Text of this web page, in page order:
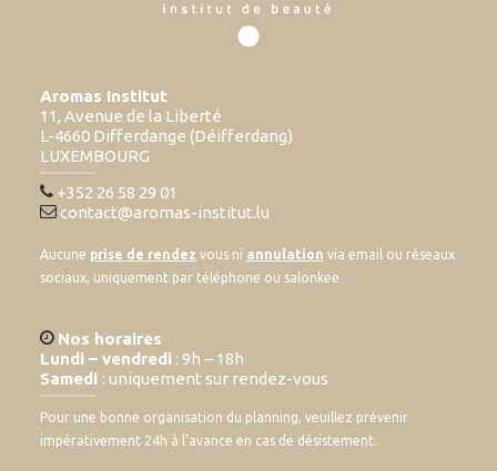
Aromas Institut
11, Avenue de la Liberté
L-4660 Differdange (Déifferdang)
LUXEMBOURG
+352 26 58 29 01
contact@aromas-institut.lu
Aucune prise de rendez vous ni annulation via email ou réseaux
sociaux, uniquement par téléphone ou salonkee
Nos horaires
Lundi – vendredi : 9h – 18h
Samedi : uniquement sur rendez-vous
Pour une bonne organisation du planning, veuillez prévenir
impérativement 24h à l’avance en cas de désistement.